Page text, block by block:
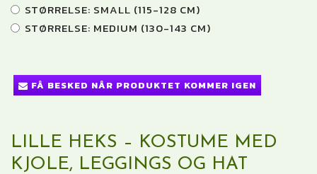
STØRRELSE: SMALL (115-128 CM)
STØRRELSE: MEDIUM (130-143 CM)
FÅ BESKED NÅR PRODUKTET KOMMER IGEN
LILLE HEKS – KOSTUME MED
KJOLE, LEGGINGS OG HAT